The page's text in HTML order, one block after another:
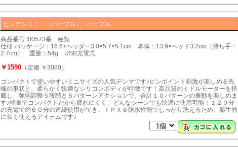
ピンデンミニ （パープル） パープル
商品番号 f00573番 種類
仕様 パッケージ：16.6+ヘッダー3.0×5.7×5.1cm 本体：13.9×ヘッド3.2cm（持ち手：
2.7cm） 重量：54g USB充電式
￥1590 （定価 ￥3080）
コンパクトで使いやすいミニサイズの人気デンマです♪ピンポイント刺激が楽しめる先
端の形状と、柔らかく快適なシリコンボディが特徴です！高品質のミドルモーターを搭
載し、強弱調整５段階と５パターンアクションで、合計１０パターンの振動を楽しめま
す♪軽量でコンパクトだから疲れにくく、どんなシーンでも快適に使用可能！１２０分
の充電で約６０分の連続使用ができ、ＩＰＸ６防水性能でしっかり洗えるため、衛生的
に長く使えるアイテムです♪